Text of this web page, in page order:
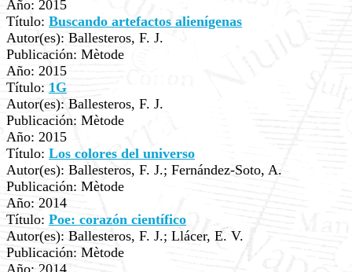
Año: 2015
Título: Buscando artefactos alienígenas
Autor(es): Ballesteros, F. J.
Publicación: Mètode
Año: 2015
Título: 1G
Autor(es): Ballesteros, F. J.
Publicación: Mètode
Año: 2015
Título: Los colores del universo
Autor(es): Ballesteros, F. J.; Fernández-Soto, A.
Publicación: Mètode
Año: 2014
Título: Poe: corazón científico
Autor(es): Ballesteros, F. J.; Llácer, E. V.
Publicación: Mètode
Año: 2014